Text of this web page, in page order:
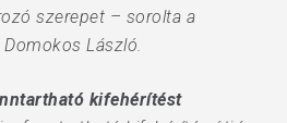
szerepet – sorolta a
László.
kifehérítést